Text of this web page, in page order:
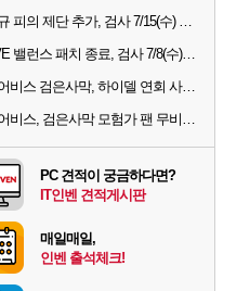
신규 피의 제단 추가, 검사 7/15(수) 패치 핵심 정리
PVE 밸런스 패치 종료, 검사 7/8(수) 패치 핵심 정리
펄어비스 검은사막, 하이델 연회 사전 이벤트 시작
펄어비스, 검은사막 모험가 팬 무비 '마디걸스' 글로벌 상영회 개최
PC 견적이 궁금하다면?
IT인벤 견적게시판
매일매일,
인벤 출석체크!